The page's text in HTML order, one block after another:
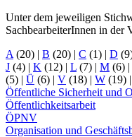
Unter dem jeweiligen
SachbearbeiterInnen in der
A (20) | B (20) | C (1) | D
J (4) | K (12) | L (7) | M (6) |
(5) | Ü (6) | V (18) | W (19) |
Öffentliche Sicherheit und
Öffentlichkeitsarbeit
ÖPNV
Organisation und